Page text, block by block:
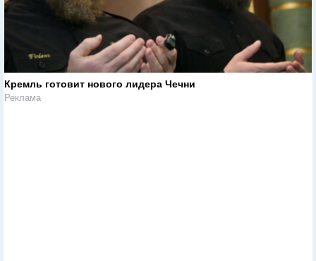
Кремль готовит нового лидера Чечни
Реклама